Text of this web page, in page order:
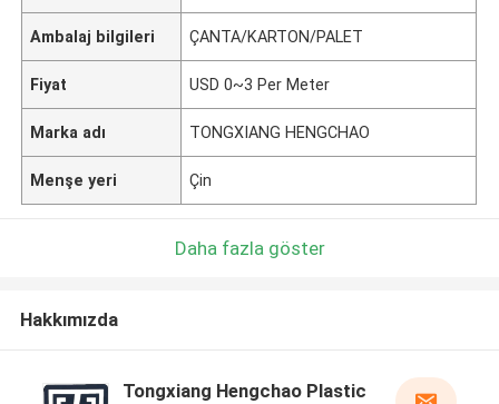
Ambalaj bilgileri ÇANTA/KARTON/PALET
Fiyat USD 0~3 Per Meter
Marka adı TONGXIANG HENGCHAO
Menşe yeri Çin
Daha fazla göster
Hakkımızda
Tongxiang Hengchao Plastic